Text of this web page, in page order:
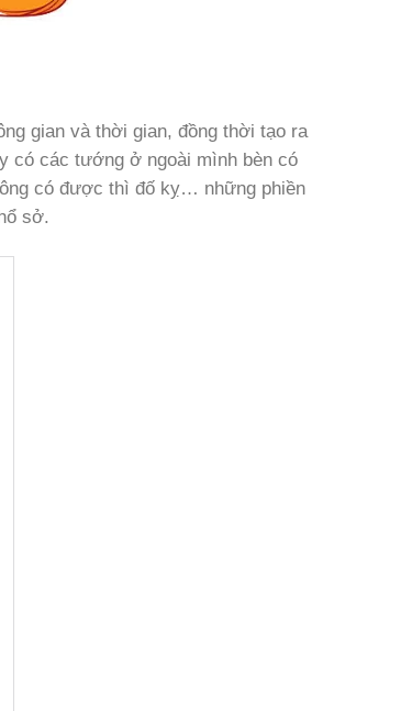
gian và thời gian, đồng thời tạo ra
có các tướng ở ngoài mình bèn có
có được thì đố kỵ… những phiền
sở.